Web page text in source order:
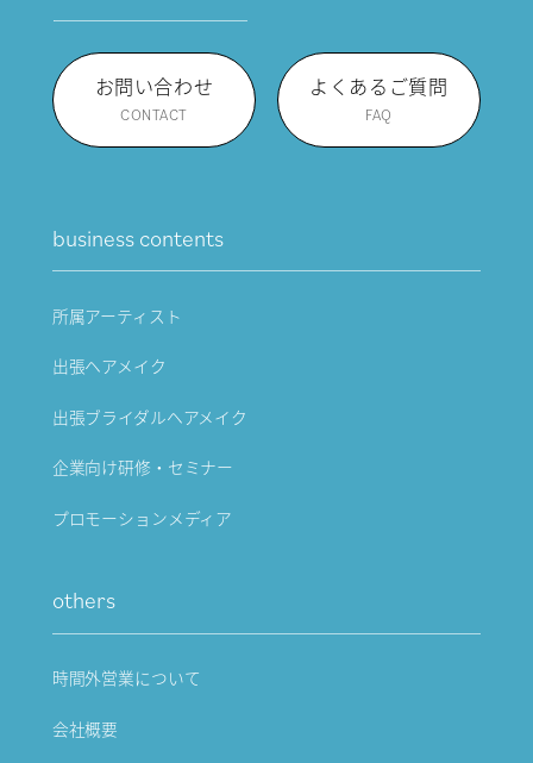
お問い合わせ
CONTACT
よくあるご質問
FAQ
business contents
所属アーティスト
出張ヘアメイク
出張ブライダルヘアメイク
企業向け研修・セミナー
プロモーションメディア
others
時間外営業について
会社概要